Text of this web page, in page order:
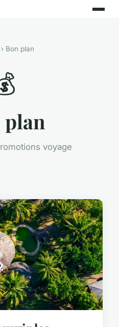
› Bon plan
plan
voyage